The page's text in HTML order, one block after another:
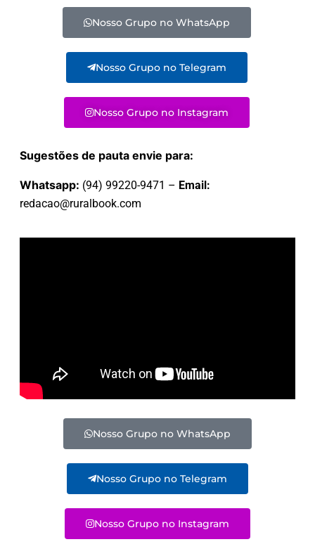
Nosso Grupo no WhatsApp
Nosso Grupo no Telegram
Nosso Grupo no Instagram
Sugestões de pauta envie para:
Whatsapp: (94) 99220-9471 – Email:
redacao@ruralbook.com
Nosso Grupo no WhatsApp
Nosso Grupo no Telegram
Nosso Grupo no Instagram